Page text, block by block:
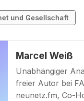
und Gesellschaft
Marcel Weiß
Unabhängiger
freier Autor bei
neunetz.fm, Co-